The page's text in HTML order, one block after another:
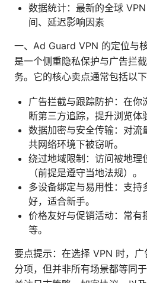
数据统计：最新的全球
间、延迟影响因素
一、Ad Guard VPN 的定位与
是一个侧重隐私保护与广告拦
务。它的核心卖点通常包括以下
广告拦截与跟踪防护：在你
断第三方追踪，提升浏览体
数据加密与安全传输：对流
共网络环境下被窃听。
绕过地域限制：访问被地理
（前提是遵守当地法规）。
多设备绑定与易用性：支持
好，适合新手。
价格友好与促销活动：常有
等。
要点提示：在选择 VPN 时，
分项，但并非所有场景都等同